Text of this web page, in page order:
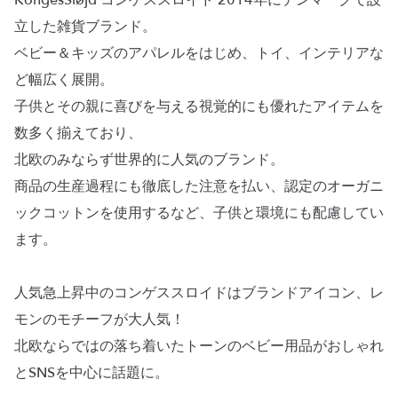
立した雑貨ブランド。
ベビー＆キッズのアパレルをはじめ、トイ、インテリアな
ど幅広く展開。
子供とその親に喜びを与える視覚的にも優れたアイテムを
数多く揃えており、
北欧のみならず世界的に人気のブランド。
商品の生産過程にも徹底した注意を払い、認定のオーガニ
ックコットンを使用するなど、子供と環境にも配慮してい
ます。
人気急上昇中のコンゲススロイドはブランドアイコン、レ
モンのモチーフが大人気！
北欧ならではの落ち着いたトーンのベビー用品がおしゃれ
とSNSを中心に話題に。